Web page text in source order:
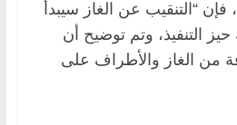
“التنقيب عن الغاز سيبدأ
التنفيذ، وتم توضيح أن
من الغاز والأطراف على